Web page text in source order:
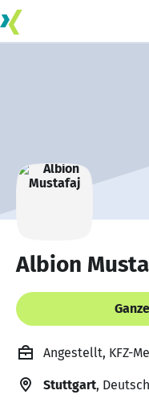
Albion
Angestellt, KFZ-
Stuttgart,